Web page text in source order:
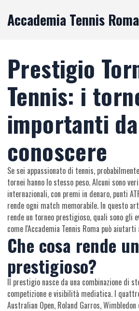
Accademia Tennis Roma
Prestigio
Tennis: i
importanti da
conoscere
Se sei appassionato di tennis,
tornei hanno lo stesso peso. Alcuni sono
internazionali, con premi in denaro, punti
rende ogni match memorabile. In questo
rende un torneo prestigioso, quali sono gli
come l'Accademia Tennis Roma può
Che cosa rende
prestigioso?
Il prestigio nasce da una combinazione di
competizione e visibilità mediatica. I
Australian Open, Roland Garros, Wimbledon